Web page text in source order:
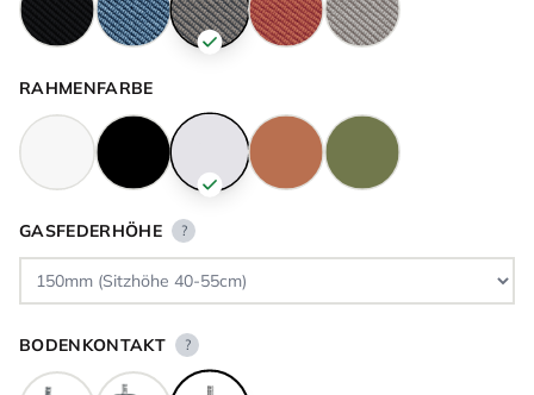
RAHMENFARBE
GASFEDERHÖHE ?
BODENKONTAKT ?